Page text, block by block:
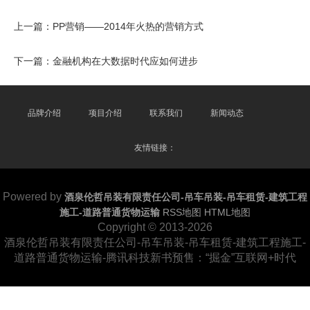
上一篇： PP营销——2014年火热的营销方式
下一篇： 金融机构在大数据时代应如何进步
品牌介绍 项目介绍 联系我们 新闻动态
友情链接：
Powered by 酒泉伦哲吊装有限责任公司-吊车吊装-吊车租赁-建筑工程
施工-道路普通货物运输 RSS地图 HTML地图
Copyright © 2013-2026
酒泉伦哲吊装有限责任公司-吊车吊装-吊车租赁-建筑工程施工-
道路普通货物运输-腾讯科技新书预售：“掘金”互联网+时代